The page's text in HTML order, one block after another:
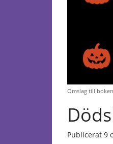
Omslag till
Publicerat 9